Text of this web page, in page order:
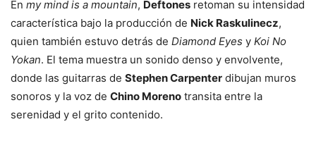
En my mind is a mountain, Deftones retoman su intensidad
característica bajo la producción de Nick Raskulinecz,
quien también estuvo detrás de Diamond Eyes y Koi No
Yokan. El tema muestra un sonido denso y envolvente,
donde las guitarras de Stephen Carpenter dibujan muros
sonoros y la voz de Chino Moreno transita entre la
serenidad y el grito contenido.